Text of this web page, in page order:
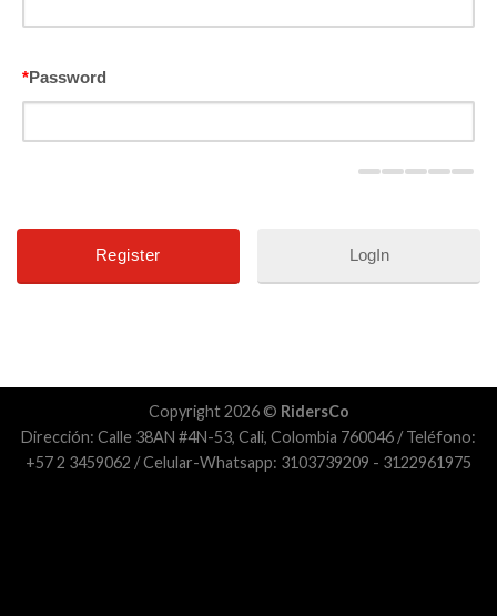
*Password
LogIn
Copyright 2026 © RidersCo
Dirección: Calle 38AN #4N-53, Cali, Colombia 760046 / Teléfono:
+57 2 3459062 / Celular-Whatsapp: 3103739209 - 3122961975